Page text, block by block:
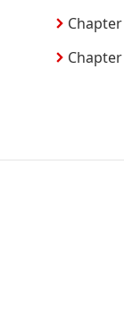
Chapter